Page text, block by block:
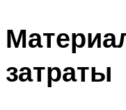
затраты